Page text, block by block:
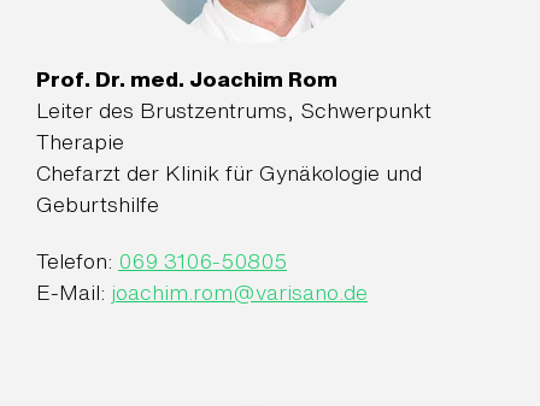
Prof. Dr. med. Joachim Rom
Leiter des Brustzentrums, Schwerpunkt
Therapie
Chefarzt der Klinik für Gynäkologie und
Geburtshilfe
Telefon: 069 3106-50805
E-Mail: joachim.rom@varisano.de